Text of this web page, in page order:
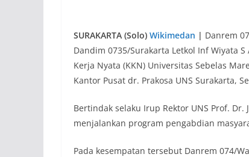
SURAKARTA (Solo) Wikimedan | Danrem
Dandim 0735/Surakarta Letkol Inf Wiyata
Kerja Nyata (KKN) Universitas Sebelas
Kantor Pusat dr. Prakosa UNS Surakarta,
Bertindak selaku Irup Rektor UNS Prof.
menjalankan program pengabdian
Pada kesempatan tersebut Danrem 074/